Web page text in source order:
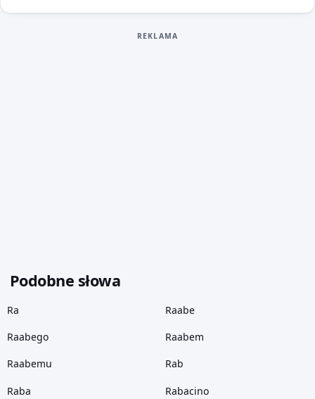
REKLAMA
Podobne słowa
Ra Raabe
Raabego Raabem
Raabemu Rab
Raba Rabacino